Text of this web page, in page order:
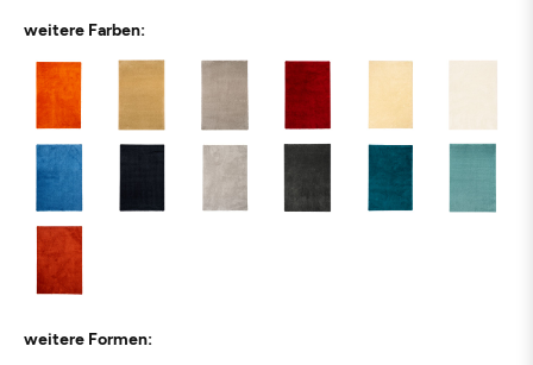
weitere Farben:
weitere Formen: